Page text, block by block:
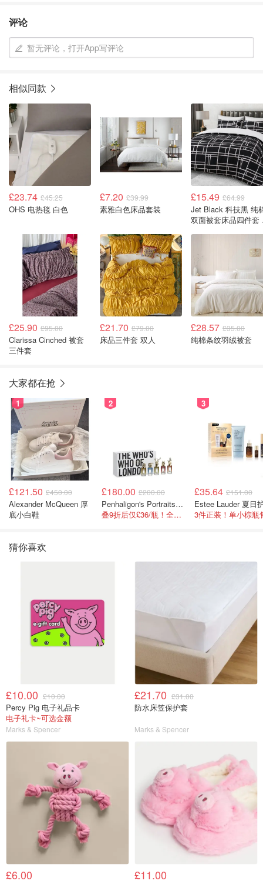
评论
暂无评论，打开App写评论
相似同款
£23.74 £45.25
OHS 电热毯 白色
£7.20 £39.99
素雅白色床品套装
£15.49 £64.99
Jet Black 科技黑 纯
双面被套床品四件套
£25.90 £95.00
Clarissa Cinched 被套
三件套
£21.70 £79.00
床品三件套 双人
£28.57 £35.00
纯棉条纹羽绒被套
大家都在抢
1
£121.50 £450.00
Alexander McQueen 厚
底小白鞋
2
£180.00 £200.00
Penhaligon's Portraits Miniature Collection 香氛套装 5瓶装
叠9折后仅£36/瓶！全热款+标志性兽首头
3
£35.64 £151.00
猜你喜欢
£10.00 £10.00
Percy Pig 电子礼品卡
电子礼卡~可选金额
Marks & Spencer
£21.70 £31.00
防水床笠保护套
Marks & Spencer
£6.00 £11.00